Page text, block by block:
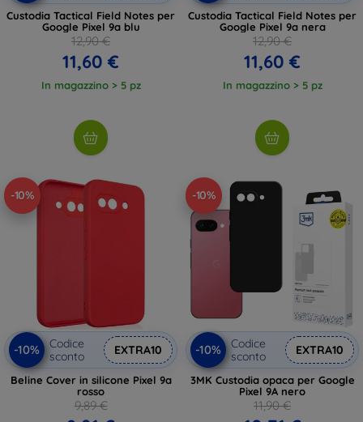
Custodia Tactical Field Notes per
Google Pixel 9a blu
12,90 €
11,60 €
In magazzino > 5 pz
Custodia Tactical Field Notes per
Google Pixel 9a nera
12,90 €
11,60 €
In magazzino > 5 pz
-10%
-10%
Codice
sconto
EXTRA10
Beline Cover in silicone Pixel 9a
rosso
9,89 €
-10%
-10%
Codice
sconto
EXTRA10
3MK Custodia opaca per Google
Pixel 9A nero
11,90 €